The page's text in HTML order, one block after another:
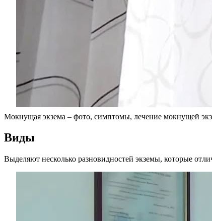
Мокнущая экзема – фото, симптомы, лечение мокнущей
Виды
Выделяют несколько разновидностей экземы, которые